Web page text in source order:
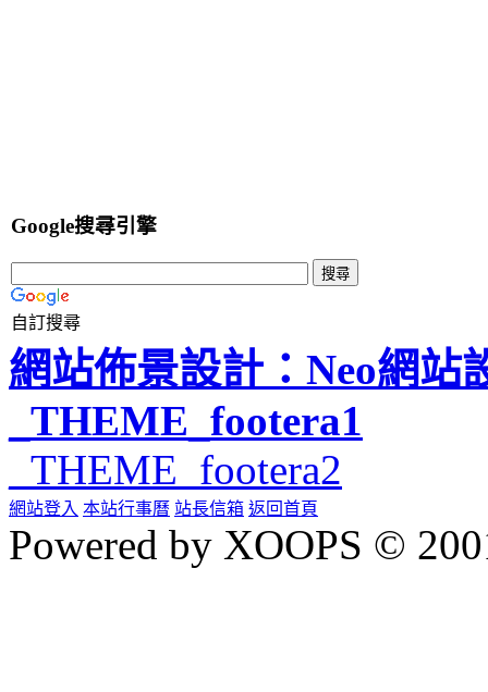
Google搜尋引擎
自訂搜尋
網站佈景設計：Neo網站
_THEME_footera1
_THEME_footera2
網站登入 本站行事曆 站長信箱 返回首頁
Powered by XOOPS ©